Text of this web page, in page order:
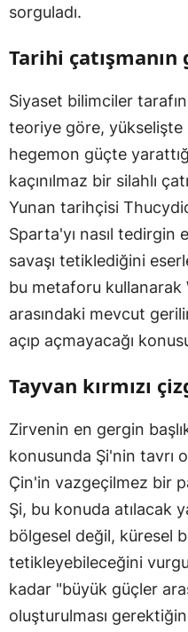
sorguladı.
Tarihi
Siyaset bilimciler
teoriye göre,
hegemon güçte
kaçınılmaz bir silahlı
Yunan tarihçisi
Sparta'yı nasıl tedirgin
savaşı tetiklediğini
bu metaforu kullanarak
arasındaki mevcut
açıp açmayacağı
Tayvan kırmızı
Zirvenin en gergin
konusunda Şi'nin tavrı
Çin'in vazgeçilmez bir
Şi, bu konuda atılacak
bölgesel değil, küresel
tetikleyebileceğini
kadar "büyük güçler
oluşturulması